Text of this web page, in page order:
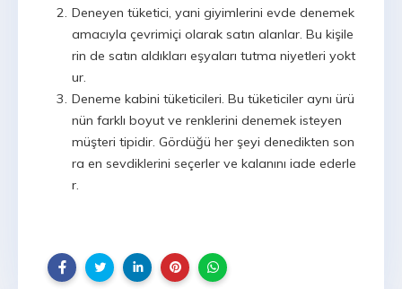
Deneyen tüketici, yani giyimlerini evde denemek
amacıyla çevrimiçi olarak satın alanlar. Bu kişile
rin de satın aldıkları eşyaları tutma niyetleri yokt
ur.
Deneme kabini tüketicileri. Bu tüketiciler aynı ürü
nün farklı boyut ve renklerini denemek isteyen
müşteri tipidir. Gördüğü her şeyi denedikten son
ra en sevdiklerini seçerler ve kalanını iade ederle
r.